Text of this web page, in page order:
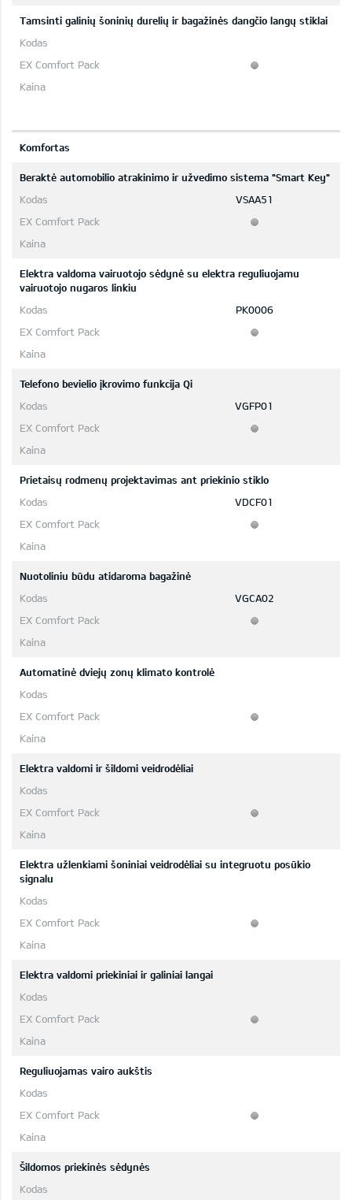
Tamsinti galinių šoninių durelių ir bagažinės dangčio langų stiklai
Komfortas
Beraktė automobilio atrakinimo ir užvedimo sistema "Smart Key"
VSAA51
Elektra valdoma vairuotojo sėdynė su elektra reguliuojamu
vairuotojo nugaros linkiu
PK0006
Telefono bevielio įkrovimo funkcija Qi
VGFP01
Prietaisų rodmenų projektavimas ant priekinio stiklo
VDCF01
Nuotoliniu būdu atidaroma bagažinė
VGCA02
Automatinė dviejų zonų klimato kontrolė
Elektra valdomi ir šildomi veidrodėliai
Elektra užlenkiami šoniniai veidrodėliai su integruotu posūkio
signalu
Elektra valdomi priekiniai ir galiniai langai
Reguliuojamas vairo aukštis
Šildomos priekinės sėdynės